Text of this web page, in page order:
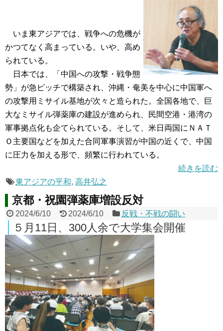
いま東アジアでは、戦争への危機が
かつてなく高まっている。いや、高め
られている。
日本では、「中国への攻撃・戦争態
勢」が急ピッチで構築され、沖縄・奄美を中心に中国軍へ
の攻撃用ミサイル基地が次々と造られた。全国各地で、巨
大なミサイル弾薬庫の建設が進められ、民間空港・港湾の
軍事拠点化も企てられている。そして、米日両国にＮＡＴ
Ｏ主要国などを加えた合同軍事演習が中国の近くで、中国
に圧力を加える形で、頻繁に行われている。
続きを読む
東アジアの平和, 高井弘之
京都・祝園弾薬庫増設反対
2024/6/10 2024/6/10 反戦・不戦の闘い
５月11日、300人余で大学集会開催